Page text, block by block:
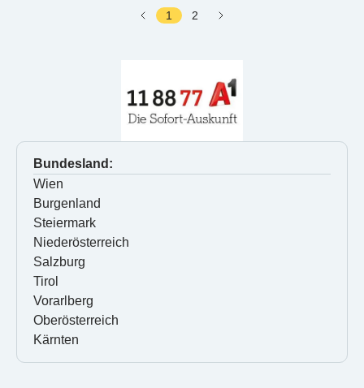
1 2
Bundesland:
Wien
Burgenland
Steiermark
Niederösterreich
Salzburg
Tirol
Vorarlberg
Oberösterreich
Kärnten